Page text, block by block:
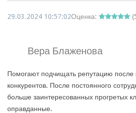
29.03.2024 10:57:02Оценка: (
Вера Блаженова
Помогают подчищать репутацию после
конкурентов. После постоянного
больше заинтересованных прогретых
оправданные.